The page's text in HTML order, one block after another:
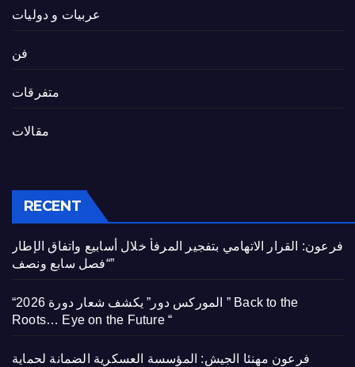
عربيات و دوليات
فن
متفرقات
مقالات
RECENT
فرعون: القرار الاتهامي بتفجير المرفأ خلال أسابيع واتفاق الإطار
“فصل سابع ونصف”
“الموركس دور” يكشف شعار دورة 2026 ” Back to the
Roots… Eye on the Future “
فرعون مهنئا الجيش: المؤسسة العسكرية الضمانة لحماية